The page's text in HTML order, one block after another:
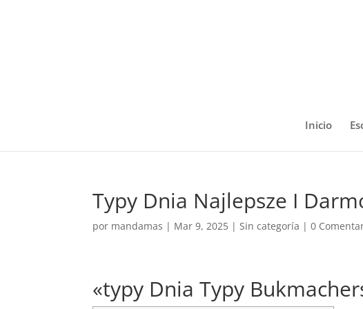
Inicio
Typy Dnia Najlepsze I
por mandamas | Mar 9, 2025 |Sin categoría |0
«typy Dnia Typy